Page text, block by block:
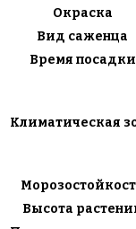
Окраска
Вид саженца
Время посадки
Климатическая
Высота